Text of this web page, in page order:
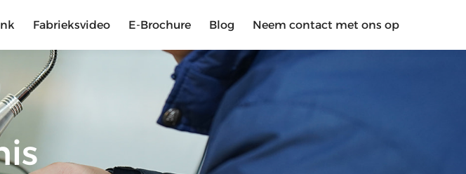
Fabrieksvideo E-Brochure Blog Neem contact met ons op